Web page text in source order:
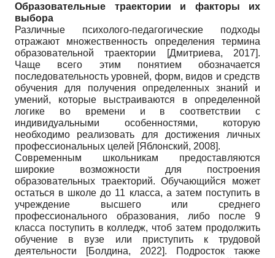
Образовательные траектории и факторы их
выбора
Различные психолого-педагогические подходы
отражают множественность определения термина
образовательной траектории
[Дмитриева, 2017].
Чаще всего этим понятием обозначается
последовательность уровней, форм, видов и средств
обучения для получения определенных знаний и
умений, которые выстраиваются в определенной
логике во времени и в соответствии с
индивидуальными особенностями, которую
необходимо реализовать для достижения личных
профессиональных целей [Яблонский, 2008].
Современным школьникам предоставляются
широкие возможности для построения
образовательных траекторий. Обучающийся может
остаться в школе до 11 класса, а затем поступить в
учреждение высшего или среднего
профессионального образования, либо после 9
класса поступить в колледж, чтоб затем продолжить
обучение в вузе или приступить к трудовой
деятельности
[Болдина, 2022]. Подросток также